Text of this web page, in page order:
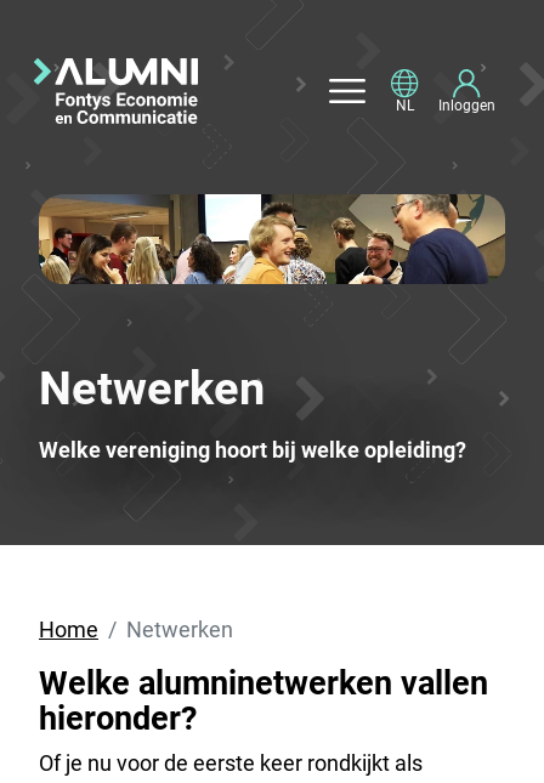
NL Inloggen
Netwerken
Welke vereniging hoort bij welke opleiding?
Home Netwerken
Welke alumninetwerken vallen
hieronder?
Of je nu voor de eerste keer rondkijkt als